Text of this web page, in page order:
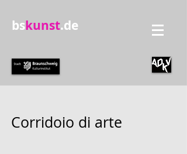
bskunst.de
Corridoio di arte